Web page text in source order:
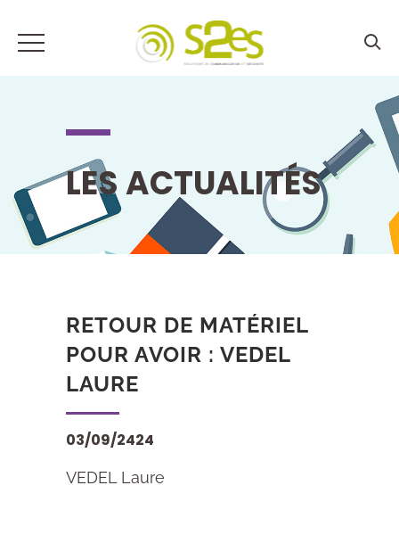
LES ACTUALITÉS
RETOUR DE MATÉRIEL
POUR AVOIR : VEDEL
LAURE
03/09/2424
VEDEL Laure